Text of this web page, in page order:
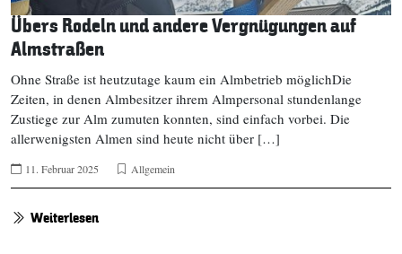
Übers Rodeln und andere Vergnügungen auf
Almstraßen
Ohne Straße ist heutzutage kaum ein Almbetrieb möglichDie
Zeiten, in denen Almbesitzer ihrem Almpersonal stundenlange
Zustiege zur Alm zumuten konnten, sind einfach vorbei. Die
allerwenigsten Almen sind heute nicht über […]
11. Februar 2025 Allgemein
Weiterlesen